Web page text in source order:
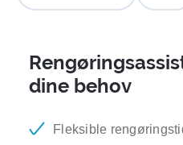
dine behov
Fleksible